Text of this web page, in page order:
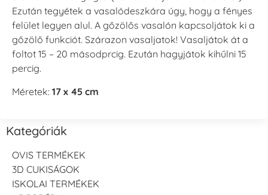
Ezután tegyétek a vasalódeszkára úgy, hogy a fényes
felület legyen alul. A gőzölős vasalón kapcsoljátok ki a
gőzölő funkciót. Szárazon vasaljatok! Vasaljátok át a
foltot 15 – 20 másodprcig. Ezután hagyjátok kihűlni 15
percig.
Méretek: 17 x 45 cm
Kategóriák
OVIS TERMÉKEK
3D CUKISÁGOK
ISKOLAI TERMÉKEK